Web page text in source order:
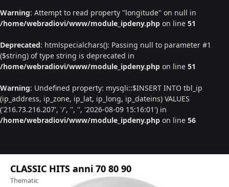
Warning: Attempt to read property "longitude" on null in
/home/webradiovi/www/module_ipdeny.php on line 51
Deprecated: htmlspecialchars(): Passing null to parameter #1
($string) of type string is deprecated in
/home/webradiovi/www/module_ipdeny.php on line 51
Warning: Undefined property: mysqli::$INSERT INTO tbl_ip
(ip_address, ip_zone, ip_lat, ip_long, ip_dateins) VALUES
('216.73.216.207', '/', '', '', '2026-08-09 15:16:01') in
/home/webradiovi/www/module_ipdeny.php on line 56
Radio Kiss Kiss
Miscellaneous